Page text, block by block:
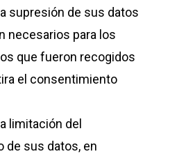
supresión de sus datos
necesarios para los
que fueron recogidos
el consentimiento
limitación del
de sus datos, en